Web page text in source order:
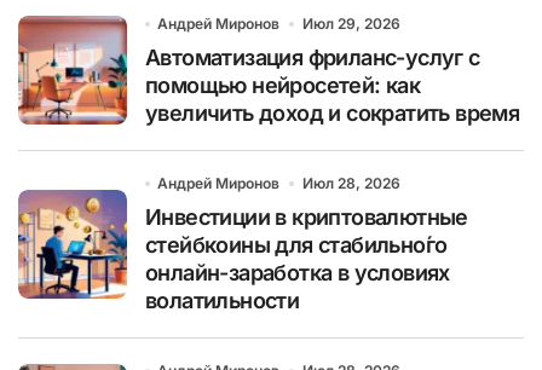
Андрей Миронов Июл 29, 2026
Автоматизация фриланс-услуг с
помощью нейросетей: как
увеличить доход и сократить время
Андрей Миронов Июл 28, 2026
Инвестиции в криптовалютные
стейбкоины для стабильно́го
онлайн-заработка в условиях
волатильности